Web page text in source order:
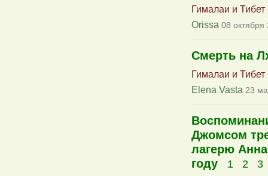
Гималаи и Тибет
Orissa 08 октября
Смерть на
Гималаи и Тибет
Elena Vasta 23
Джомсом
лагерю
году
1 2 3